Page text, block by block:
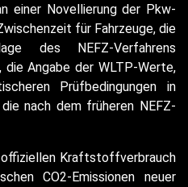
einer Novellierung der Pkw-
für Fahrzeuge, die
des NEFZ-Verfahrens
Angabe der WLTP-Werte,
Prüfbedingungen in
nach dem früheren NEFZ-
Kraftstoffverbrauch
CO2-Emissionen neuer